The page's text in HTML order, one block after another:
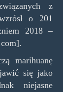
z
o 201
2018 –
marihuanę
się jako
niejasne